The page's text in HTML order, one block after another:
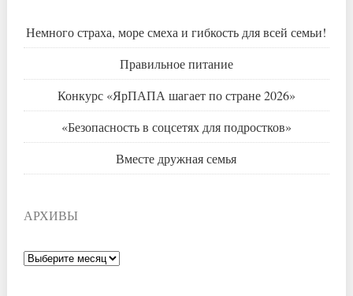
Немного страха, море смеха и гибкость для всей семьи!
Правильное питание
Конкурс «ЯрПАПА шагает по стране 2026»
«Безопасность в соцсетях для подростков»
Вместе дружная семья
АРХИВЫ
Архивы